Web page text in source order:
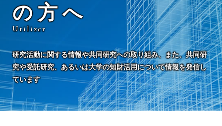
の方へ
Utilizer
研究活動に関する情報や共同研究への取り組み、また、共同研
究や受託研究、あるいは大学の知財活用について情報を発信し
ています